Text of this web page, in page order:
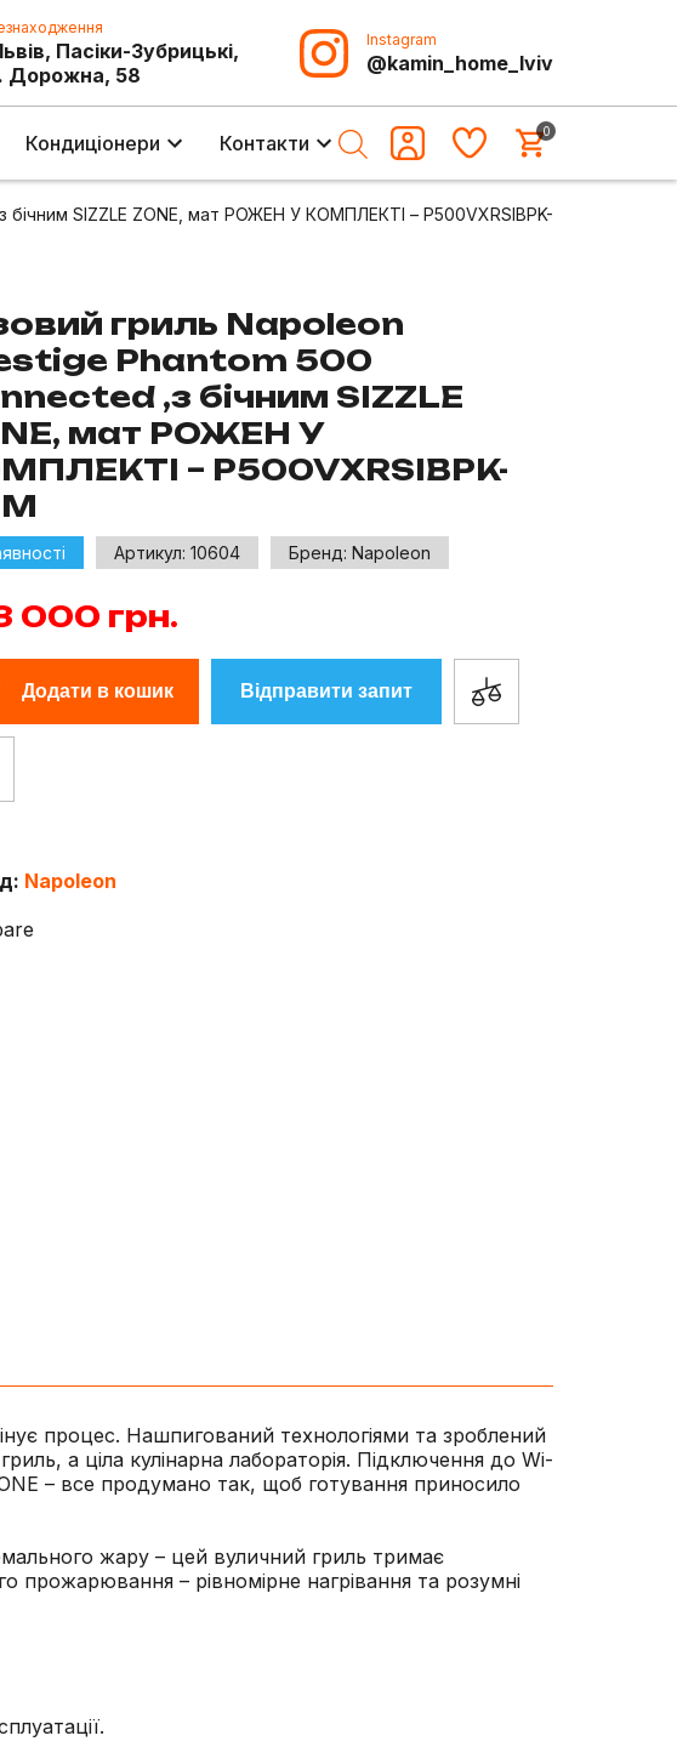
Пасіки-Зубрицькі,
Дорожна, 58
Instagram
@kamin_home_lviv
Кондиціонери Контакти 0
SIZZLE ZONE, мат РОЖЕН У КОМПЛЕКТІ – P500VXRSIBPK-
гриль Napoleon
Phantom 500
,з бічним SIZZLE
мат РОЖЕН У
– P500VXRSIBPK-
Артикул: 10604 Бренд: Napoleon
000 грн.
Додати в кошик Відправити запит
Napoleon
процес. Нашпигований технологіями та зроблений
а ціла кулінарна лабораторія. Підключення до Wi-
– все продумано так, щоб готування приносило
жару – цей вуличний гриль тримає
прожарювання – рівномірне нагрівання та розумні